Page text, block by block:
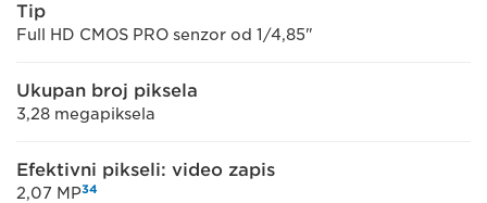
Tip
Full HD CMOS PRO senzor od 1/4,85"
Ukupan broj piksela
3,28 megapiksela
Efektivni pikseli: video zapis
2,07 MP34